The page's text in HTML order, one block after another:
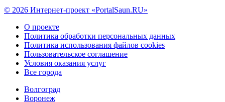
© 2026 Интернет-проект «PortalSaun.RU»
О проекте
Политика обработки персональных данных
Политика использования файлов cookies
Пользовательское соглашение
Условия оказания услуг
Все города
Волгоград
Воронеж